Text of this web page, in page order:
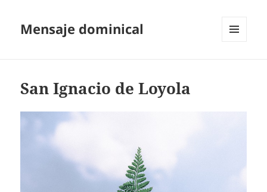
Mensaje dominical
San Ignacio de Loyola